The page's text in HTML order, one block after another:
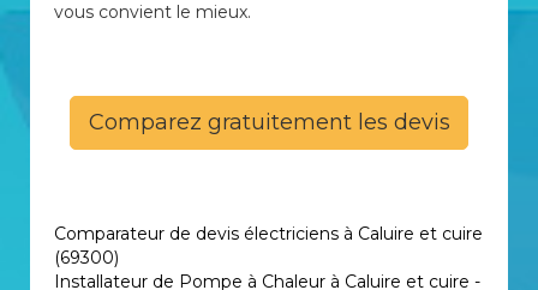
vous convient le mieux.
Comparez gratuitement les devis
Comparateur de devis électriciens à Caluire et cuire
(69300)
Installateur de Pompe à Chaleur à Caluire et cuire -